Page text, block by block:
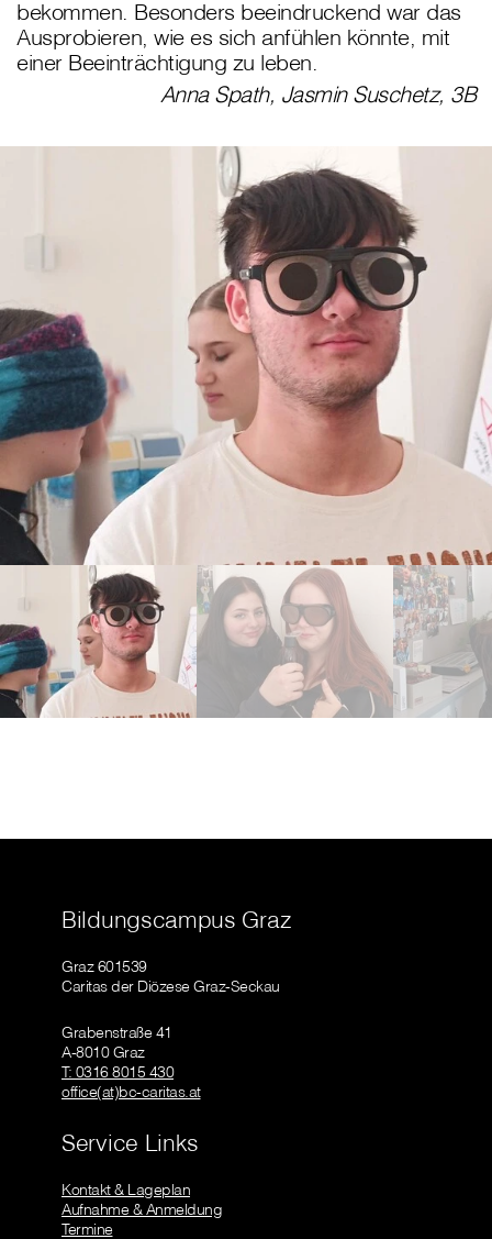
bekommen. Besonders beeindruckend war das
Ausprobieren, wie es sich anfühlen könnte, mit
einer Beeinträchtigung zu leben.
Anna Spath, Jasmin Suschetz, 3B
Bildungscampus Graz
Graz 601539
Caritas der Diözese Graz-Seckau
Grabenstraße 41
A-8010 Graz
T: 0316 8015 430
office(at)bc-caritas.at
Service Links
Kontakt & Lageplan
Aufnahme & Anmeldung
Termine